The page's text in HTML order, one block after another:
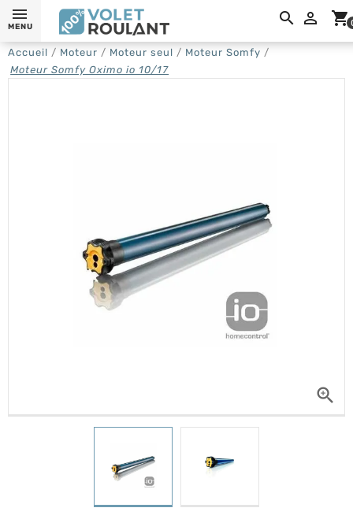
 shopping_cart
MENU
Accueil Moteur Moteur seul
Moteur Somfy
Moteur Somfy Oximo io 10/17
